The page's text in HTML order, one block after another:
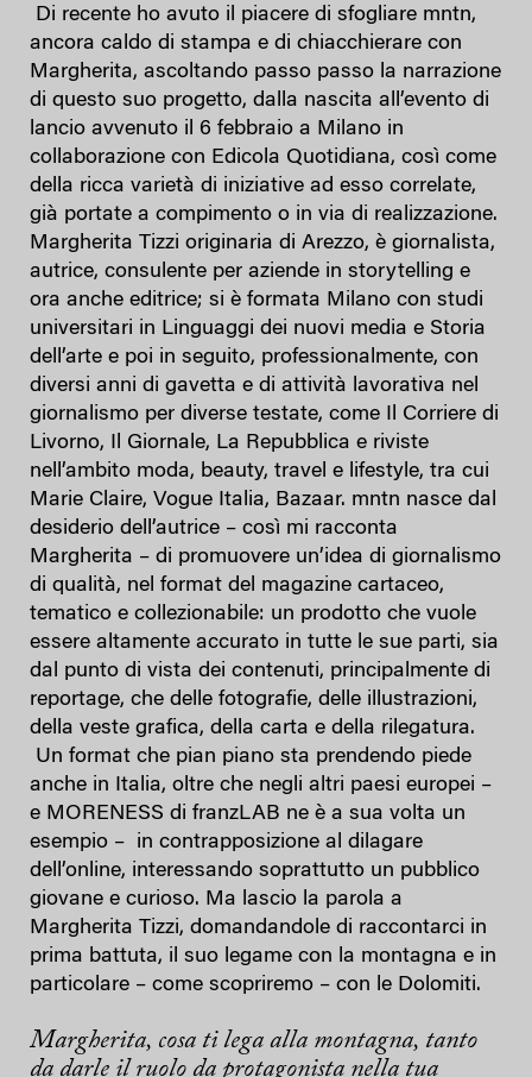
Di recente ho avuto il piacere di sfogliare mntn,
ancora caldo di stampa e di chiacchierare con
Margherita, ascoltando passo passo la narrazione
di questo suo progetto, dalla nascita all’evento di
lancio avvenuto il 6 febbraio a Milano in
collaborazione con Edicola Quotidiana, così come
della ricca varietà di iniziative ad esso correlate,
già portate a compimento o in via di realizzazione.
Margherita Tizzi originaria di Arezzo, è giornalista,
autrice, consulente per aziende in storytelling e
ora anche editrice; si è formata Milano con studi
universitari in Linguaggi dei nuovi media e Storia
dell’arte e poi in seguito, professionalmente, con
diversi anni di gavetta e di attività lavorativa nel
giornalismo per diverse testate, come Il Corriere di
Livorno, Il Giornale, La Repubblica e riviste
nell’ambito moda, beauty, travel e lifestyle, tra cui
Marie Claire, Vogue Italia, Bazaar. mntn nasce dal
desiderio dell’autrice – così mi racconta
Margherita – di promuovere un’idea di giornalismo
di qualità, nel format del magazine cartaceo,
tematico e collezionabile: un prodotto che vuole
essere altamente accurato in tutte le sue parti, sia
dal punto di vista dei contenuti, principalmente di
reportage, che delle fotografie, delle illustrazioni,
della veste grafica, della carta e della rilegatura.
Un format che pian piano sta prendendo piede
anche in Italia, oltre che negli altri paesi europei –
e MORENESS di franzLAB ne è a sua volta un
esempio – in contrapposizione al dilagare
dell’online, interessando soprattutto un pubblico
giovane e curioso. Ma lascio la parola a
Margherita Tizzi, domandandole di raccontarci in
prima battuta, il suo legame con la montagna e in
particolare – come scopriremo – con le Dolomiti.
Margherita, cosa ti lega alla montagna, tanto
da darle il ruolo da protagonista nella tua